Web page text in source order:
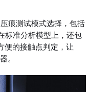
痕测试模式选择，包括
标准分析模型上，还包
便的接触点判定，让
。